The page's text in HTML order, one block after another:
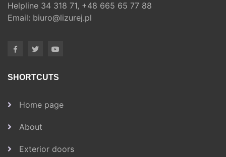
Helpline 34 318 71, +48 665 65 77 88
Email: biuro@lizurej.pl
SHORTCUTS
Home page
About
Exterior doors